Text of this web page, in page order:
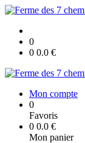
0
0 0.0 €
Mon compte
0
Favoris
0 0.0 €
Mon panier